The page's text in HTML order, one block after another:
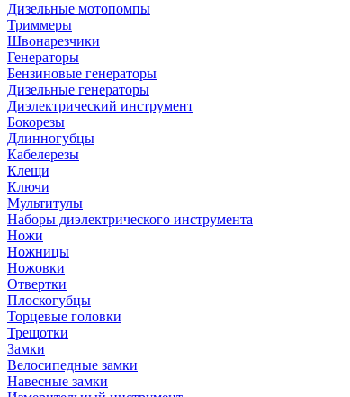
Дизельные мотопомпы
Триммеры
Швонарезчики
Генераторы
Бензиновые генераторы
Дизельные генераторы
Диэлектрический инструмент
Бокорезы
Длинногубцы
Кабелерезы
Клещи
Ключи
Мультитулы
Наборы диэлектрического инструмента
Ножи
Ножницы
Ножовки
Отвертки
Плоскогубцы
Торцевые головки
Трещотки
Замки
Велосипедные замки
Навесные замки